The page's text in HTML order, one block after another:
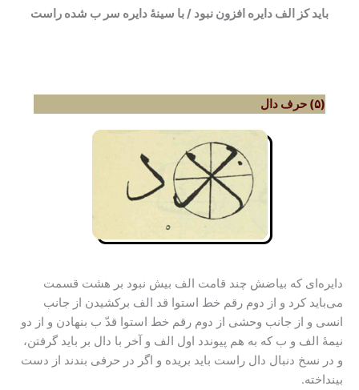
باید کز الف دایره افزون نبود / با سینۀ دایره سر ب شده راست
(۵) حرف دال
دایره‌ای که بیاضش چند قامت الف بیش نبود بر هشت قسمت
می‌باید کرد و از دوم رقم خط استوا قد الف برکشیدن از جانب
انسی و از جانب وحشی از دوم رقم خط استوا قدّ ب بنهادن و از دو
نیمۀ الف و ب که به هم پیوندد اول الف و آخر با دال بر باید گرفتن،
و در نسخ دنبال دال راست باید بریده و اگر در حرفی بندند از دست
بینداخته.